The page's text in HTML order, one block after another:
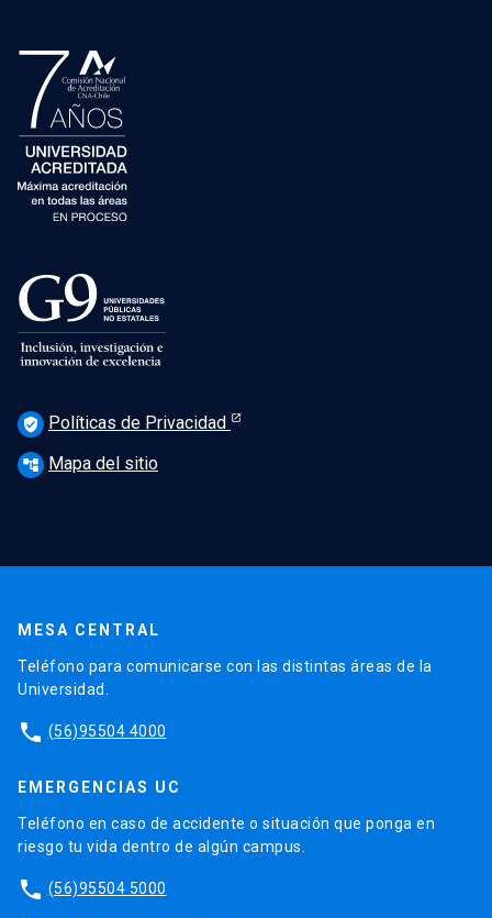
verified_user Políticas de Privacidad
account_tree Mapa del sitio
MESA CENTRAL
Teléfono para comunicarse con las distintas áreas de la
Universidad.
phone (56)95504 4000
EMERGENCIAS UC
Teléfono en caso de accidente o situación que ponga en
riesgo tu vida dentro de algún campus.
phone (56)95504 5000